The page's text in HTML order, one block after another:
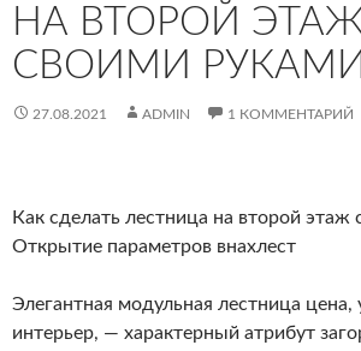
НА ВТОРОЙ
СВОИМИ РУКАМИ
27.08.2021 ADMIN 1 КОММЕНТАРИЙ
Как сделать лестница на второй этаж
Открытие параметров внахлест
Элегантная модульная лестница
интерьер, — характерный атрибут